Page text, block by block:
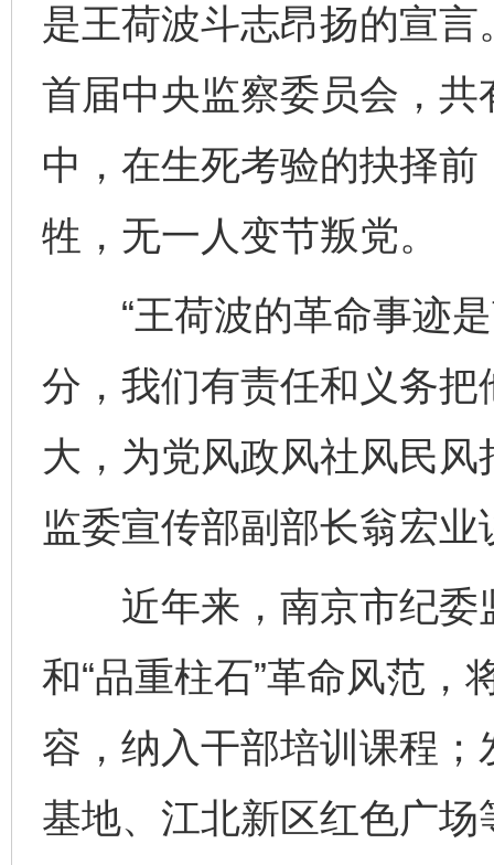
是王荷波斗志昂扬的宣
首届中央监察委员会，
中，在生死考验的抉择
牲，无一人变节叛党。
“王荷波的革命事迹是
分，我们有责任和义务
大，为党风政风社风民
监委宣传部副部长翁宏业
近年来，南京市纪委
和“品重柱石”革命风范，
容，纳入干部培训课程
基地、江北新区红色广